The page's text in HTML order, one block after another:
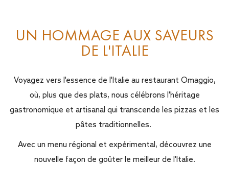
UN HOMMAGE AUX SAVEURS
DE L'ITALIE
Voyagez vers l'essence de l'Italie au restaurant Omaggio,
où, plus que des plats, nous célébrons l'héritage
gastronomique et artisanal qui transcende les pizzas et les
pâtes traditionnelles.
Avec un menu régional et expérimental, découvrez une
nouvelle façon de goûter le meilleur de l'Italie.